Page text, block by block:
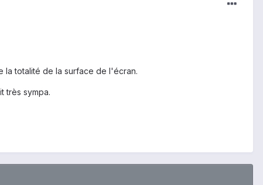
la totalité de la surface de l'écran.
très sympa.